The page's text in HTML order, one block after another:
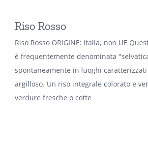
Riso Rosso
Riso Rosso ORIGINE: Italia, non UE
è frequentemente denominata
spontaneamente in luoghi
argilloso. Un riso integrale colorato e
verdure fresche o cotte